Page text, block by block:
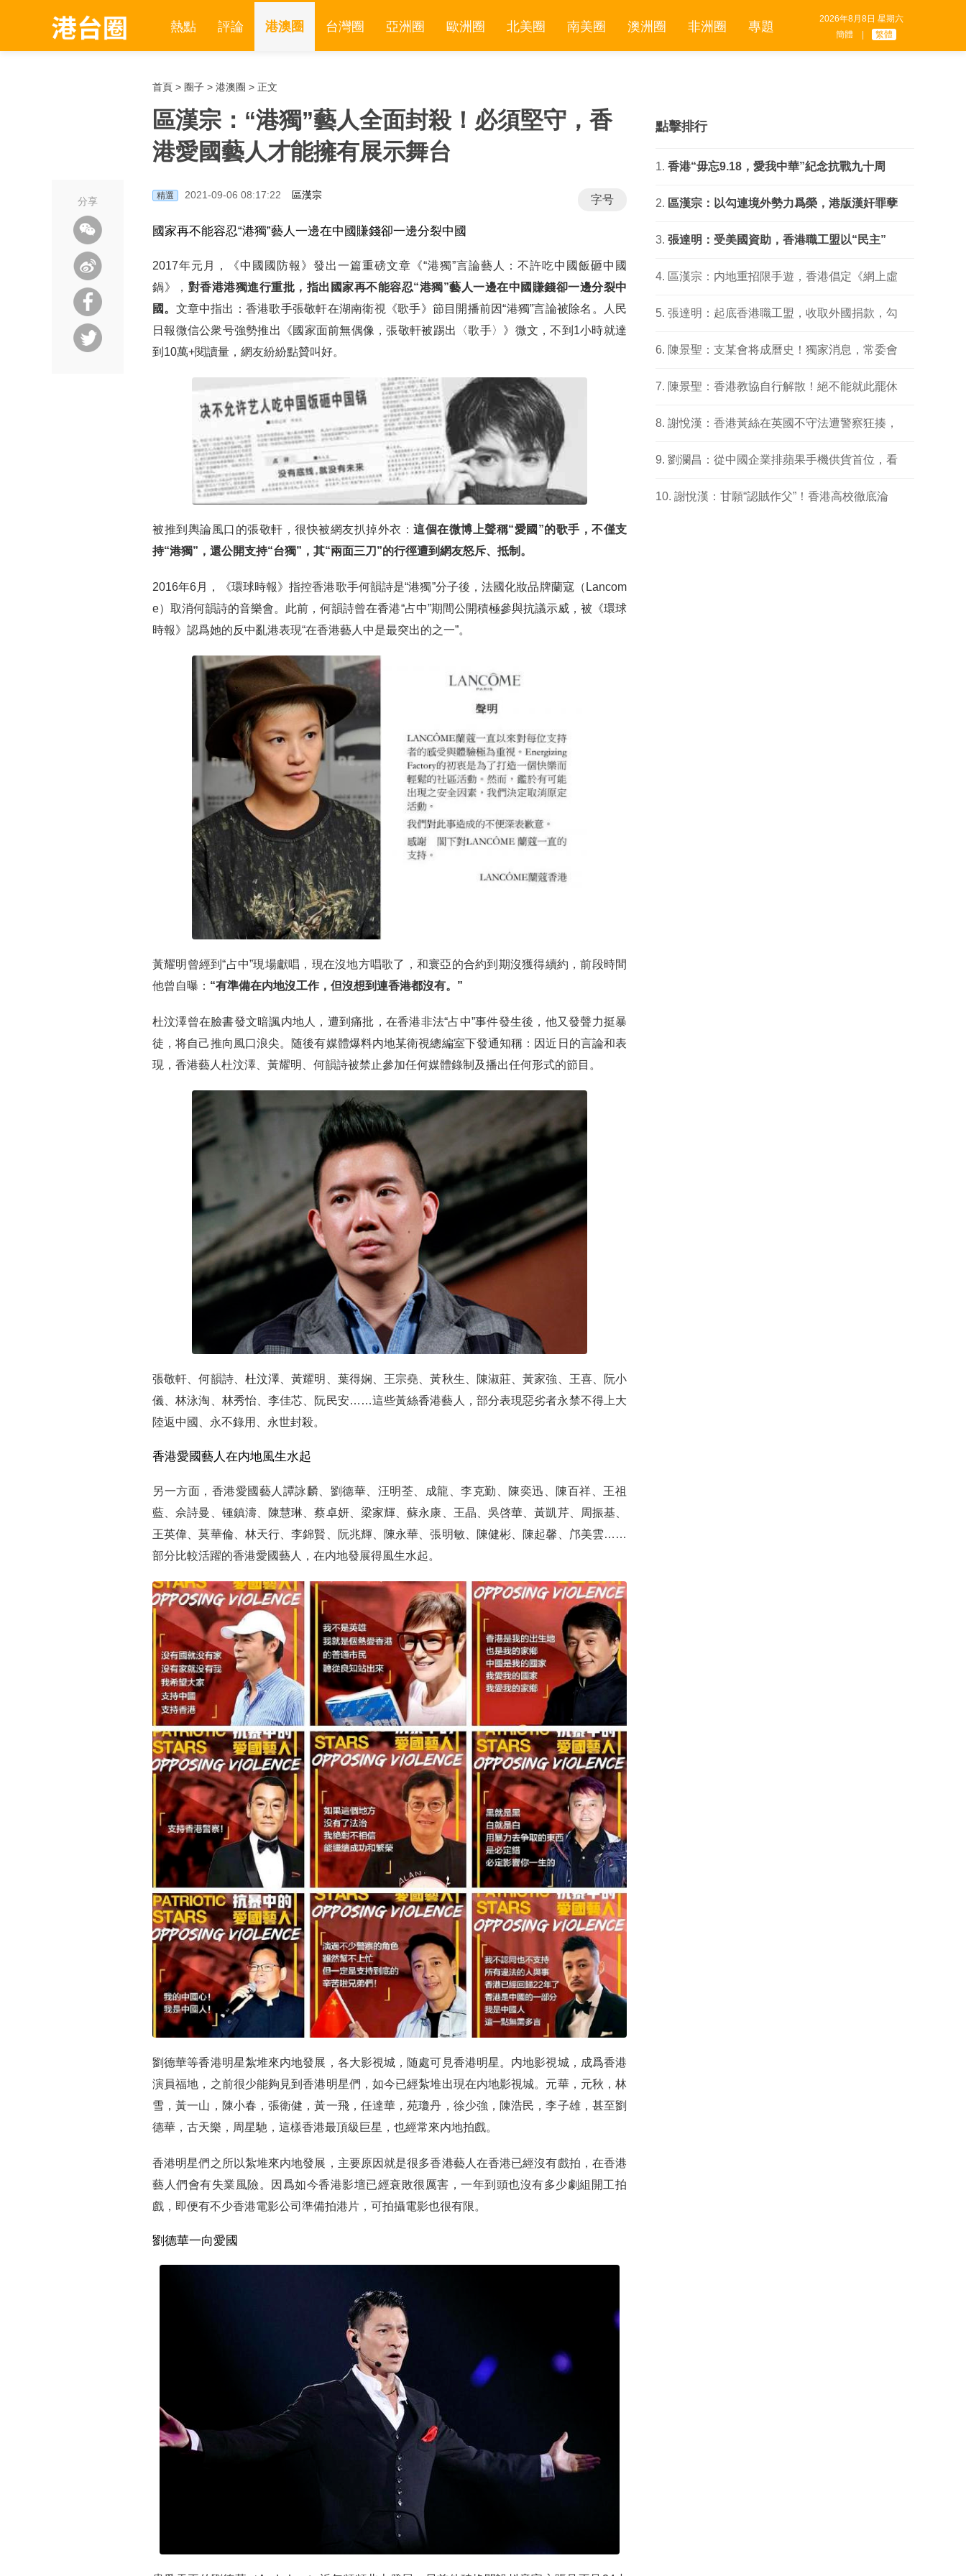
2026年8月8日 星期六
簡體
繁體
熱點 評論 港澳圈 台灣圈 亞洲圈 歐洲圈 北美圈 南美圈 澳洲圈 非洲圈 專題
首頁 > 圈子 > 港澳圈 > 正文
區漢宗：“港獨”藝人全面封殺！必須堅守，香
港愛國藝人才能擁有展示舞台
精選 2021-09-06 08:17:22 區漢宗 字号
分享
國家再不能容忍“港獨”藝人一邊在中國賺錢卻一邊分裂中國
2017年元月，《中國國防報》發出一篇重磅文章《“港獨”言論藝人：不許吃中國飯砸中國
鍋》， 對香港港獨進行重批，指出國家再不能容忍“港獨”藝人一邊在中國賺錢卻一邊分裂中
國。 文章中指出：香港歌手張敬軒在湖南衛視《歌手》節目開播前因“港獨”言論被除名。人民
日報微信公衆号強勢推出《國家面前無偶像，張敬軒被踢出〈歌手〉》微文，不到1小時就達
到10萬+閱讀量，網友紛紛點贊叫好。
被推到輿論風口的張敬軒，很快被網友扒掉外衣： 這個在微博上聲稱“愛國”的歌手，不僅支
持“港獨”，還公開支持“台獨”，其“兩面三刀”的行徑遭到網友怒斥、抵制。
2016年6月，《環球時報》指控香港歌手何韻詩是“港獨”分子後，法國化妝品牌蘭寇（Lancom
e）取消何韻詩的音樂會。此前，何韻詩曾在香港“占中”期間公開積極參與抗議示威，被《環球
時報》認爲她的反中亂港表現“在香港藝人中是最突出的之一”。
黃耀明曾經到“占中”現場獻唱，現在沒地方唱歌了，和寰亞的合約到期沒獲得續約，前段時間
他曾自曝： “有準備在内地沒工作，但沒想到連香港都沒有。”
杜汶澤曾在臉書發文暗諷内地人，遭到痛批，在香港非法“占中”事件發生後，他又發聲力挺暴
徒，将自己推向風口浪尖。随後有媒體爆料内地某衛視總編室下發通知稱：因近日的言論和表
現，香港藝人杜汶澤、黃耀明、何韻詩被禁止參加任何媒體錄制及播出任何形式的節目。
張敬軒、何韻詩、 杜汶澤 、黃耀明、葉得娴、王宗堯、黃秋生、陳淑莊、黃家強、王喜、阮小
儀、林泳淘、林秀怡、李佳芯、阮民安……這些黃絲香港藝人，部分表現惡劣者永禁不得上大
陸返中國、永不錄用、永世封殺。
香港愛國藝人在内地風生水起
另一方面，香港愛國藝人譚詠麟、劉德華、汪明荃、成龍、李克勤、陳奕迅、陳百祥、王祖
藍、佘詩曼、锺鎮濤、陳慧琳、蔡卓妍、梁家輝、蘇永康、王晶、吳啓華、黃凱芹、周振基、
王英偉、莫華倫、林天行、李錦賢、阮兆輝、陳永華、張明敏、陳健彬、陳起馨、邝美雲……
部分比較活躍的香港愛國藝人，在内地發展得風生水起。
劉德華等香港明星紮堆來内地發展，各大影視城，随處可見香港明星。内地影視城，成爲香港
演員福地，之前很少能夠見到香港明星們，如今已經紮堆出現在内地影視城。元華，元秋，林
雪，黃一山，陳小春，張衛健，黃一飛，任達華，苑瓊丹，徐少強，陳浩民，李子雄，甚至劉
德華，古天樂，周星馳，這樣香港最頂級巨星，也經常來内地拍戲。
香港明星們之所以紮堆來内地發展，主要原因就是很多香港藝人在香港已經沒有戲拍，在香港
藝人們會有失業風險。因爲如今香港影壇已經衰敗很厲害，一年到頭也沒有多少劇組開工拍
戲，即便有不少香港電影公司準備拍港片，可拍攝電影也很有限。
劉德華一向愛國
點擊排行
香港“毋忘9.18，愛我中華”紀念抗戰九十周
區漢宗：以勾連境外勢力爲榮，港版漢奸罪孽
張達明：受美國資助，香港職工盟以“民主”
區漢宗：内地重招限手遊，香港倡定《網上虛
張達明：起底香港職工盟，收取外國捐款，勾
陳景聖：支某會将成曆史！獨家消息，常委會
陳景聖：香港教協自行解散！絕不能就此罷休
謝悅漢：香港黃絲在英國不守法遭警察狂揍，
劉瀾昌：從中國企業排蘋果手機供貨首位，看
謝悅漢：甘願“認賊作父”！香港高校徹底淪